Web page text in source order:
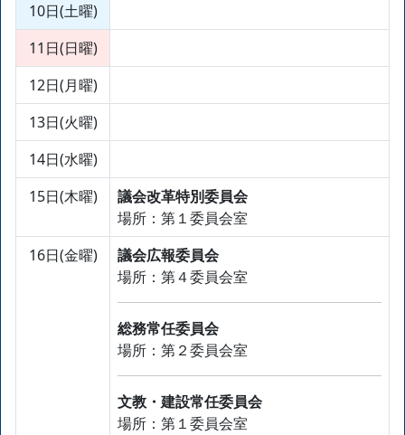
10日(土曜)
11日(日曜)
12日(月曜)
13日(火曜)
14日(水曜)
15日(木曜)
議会改革特別委員会
場所：第１委員会室
16日(金曜)
議会広報委員会
場所：第４委員会室
総務常任委員会
場所：第２委員会室
文教・建設常任委員会
場所：第１委員会室